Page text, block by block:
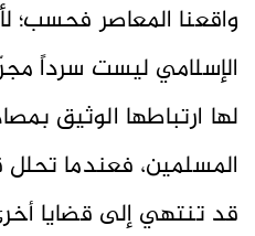
واقعنا المعاصر فحسب؛
الإسلامي ليست سرداً
لها ارتباطها الوثيق
المسلمين، فعندما تحلل
قد تنتهي إلى قضايا